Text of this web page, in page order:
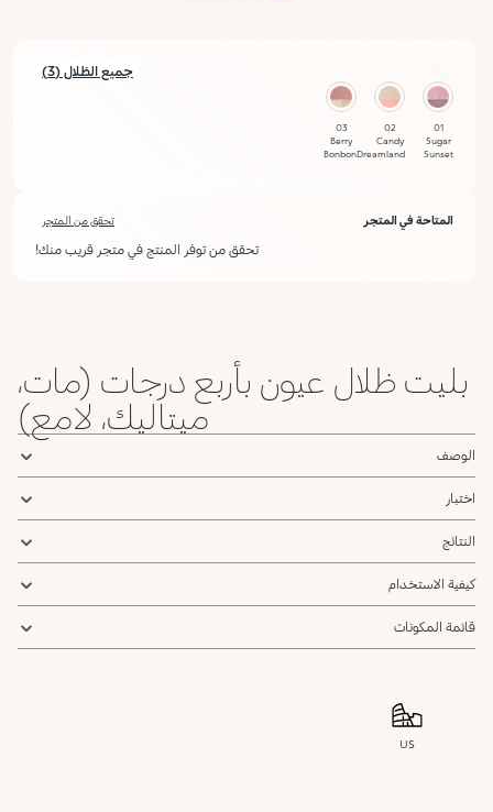
جميع الظلال (3)
01
Sugar
Sunset
02
Candy
Dreamland
03
Berry
Bonbon
المتاحة في المتجر تحقق من المتجر
تحقق من توفر المنتج في متجر قريب منك!
بليت ظلال عيون بأربع درجات (مات،
ميتاليك، لامع)
الوصف
اختبار
النتائج
كيفية الاستخدام
قائمة المكونات
US